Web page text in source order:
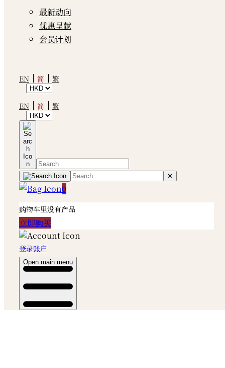
最新动向
优惠呈献
会员计划
EN 简 繁
EN 简 繁
✕
0
购物车里没有产品
立即购买
登录账户
Open main menu